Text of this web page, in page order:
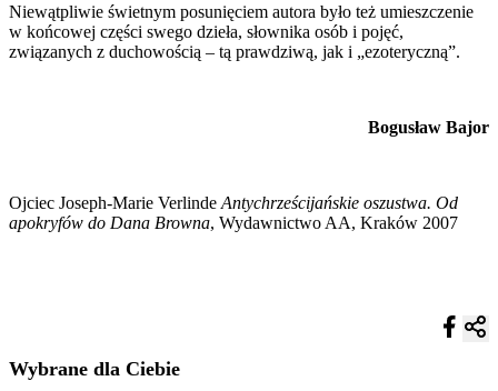
Niewątpliwie świetnym posunięciem autora było też umieszczenie
w końcowej części swego dzieła, słownika osób i pojęć,
związanych z duchowością – tą prawdziwą, jak i „ezoteryczną”.
Bogusław Bajor
Ojciec Joseph-Marie Verlinde Antychrześcijańskie oszustwa. Od
apokryfów do Dana Browna, Wydawnictwo AA, Kraków 2007
Wybrane dla Ciebie